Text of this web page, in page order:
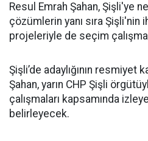
Resul Emrah Şahan, Şişli'ye
çözümlerin yanı sıra Şişli'nin
projeleriyle de seçim
Şişli’de adaylığının resmiyet
Şahan, yarın CHP Şişli
çalışmaları kapsamında
belirleyecek.